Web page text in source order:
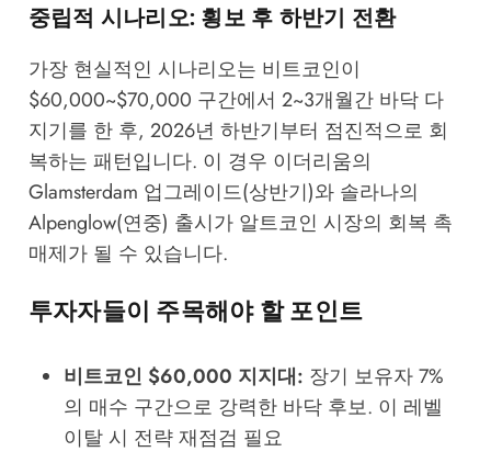
중립적 시나리오: 횡보 후 하반기 전환
가장 현실적인 시나리오는 비트코인이
$60,000~$70,000 구간에서 2~3개월간 바닥 다
지기를 한 후, 2026년 하반기부터 점진적으로 회
복하는 패턴입니다. 이 경우 이더리움의
Glamsterdam 업그레이드(상반기)와 솔라나의
Alpenglow(연중) 출시가 알트코인 시장의 회복 촉
매제가 될 수 있습니다.
투자자들이 주목해야 할 포인트
비트코인 $60,000 지지대: 장기 보유자 7%
의 매수 구간으로 강력한 바닥 후보. 이 레벨
이탈 시 전략 재점검 필요